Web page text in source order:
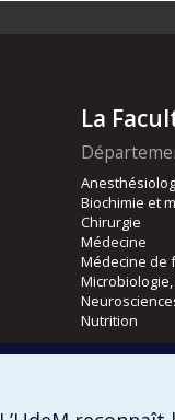
La
Biochimie et
Chirurgie
Médecine
Médecine de
Nutrition